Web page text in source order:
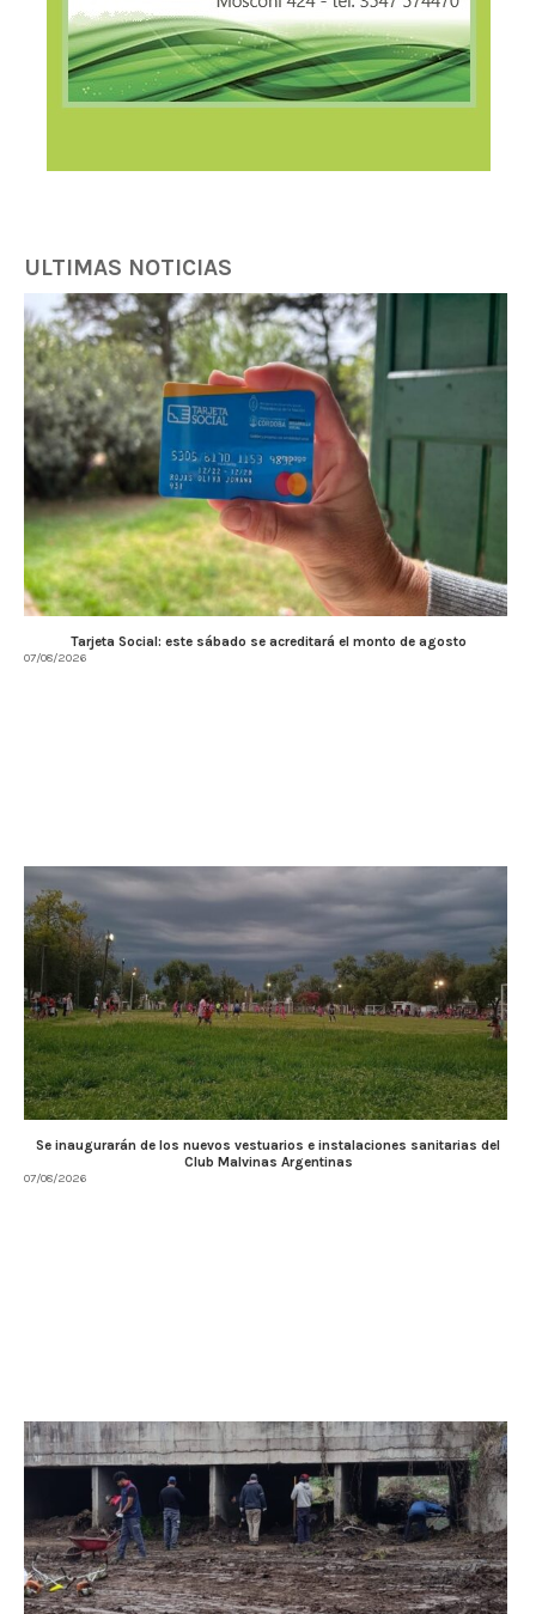
ULTIMAS NOTICIAS
Tarjeta Social: este sábado se acreditará el monto de agosto
07/08/2026
Se inaugurarán de los nuevos vestuarios e instalaciones sanitarias del
Club Malvinas Argentinas
07/08/2026